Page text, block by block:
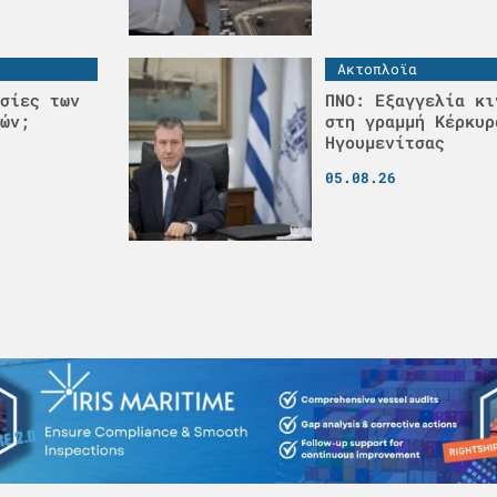
των
Ακτοπλοϊα
ΠΝΟ: Εξαγγελία
στη γραμμή
Ηγουμενίτσας
05.08.26